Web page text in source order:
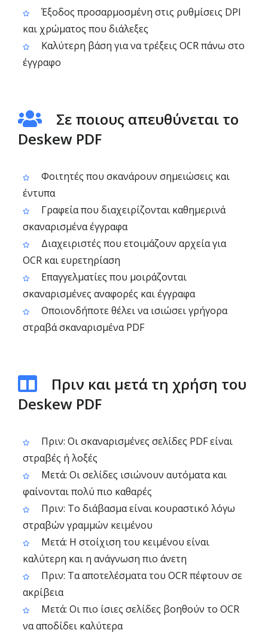
Έξοδος προσαρμοσμένη στις ρυθμίσεις DPI
και χρώματος που διάλεξες
Καλύτερη βάση για να τρέξεις OCR πάνω στο
έγγραφο
Σε ποιους απευθύνεται το
Deskew PDF
Φοιτητές που σκανάρουν σημειώσεις και
έντυπα
Γραφεία που διαχειρίζονται καθημερινά
σκαναρισμένα έγγραφα
Διαχειριστές που ετοιμάζουν αρχεία για
OCR και ευρετηρίαση
Επαγγελματίες που μοιράζονται
σκαναρισμένες αναφορές και έγγραφα
Οποιονδήποτε θέλει να ισιώσει γρήγορα
στραβά σκαναρισμένα PDF
Πριν και μετά τη χρήση του
Deskew PDF
Πριν: Οι σκαναρισμένες σελίδες PDF είναι
στραβές ή λοξές
Μετά: Οι σελίδες ισιώνουν αυτόματα και
φαίνονται πολύ πιο καθαρές
Πριν: Το διάβασμα είναι κουραστικό λόγω
στραβών γραμμών κειμένου
Μετά: Η στοίχιση του κειμένου είναι
καλύτερη και η ανάγνωση πιο άνετη
Πριν: Τα αποτελέσματα του OCR πέφτουν σε
ακρίβεια
Μετά: Οι πιο ίσιες σελίδες βοηθούν το OCR
να αποδίδει καλύτερα